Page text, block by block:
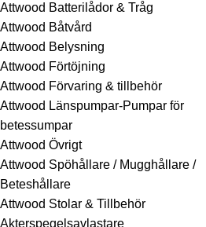
Attwood Batterilådor & Tråg
Attwood Båtvård
Attwood Belysning
Attwood Förtöjning
Attwood Förvaring & tillbehör
Attwood Länspumpar-Pumpar för
betessumpar
Attwood Övrigt
Attwood Spöhållare / Mugghållare /
Beteshållare
Attwood Stolar & Tillbehör
Akterspegelsavlastare